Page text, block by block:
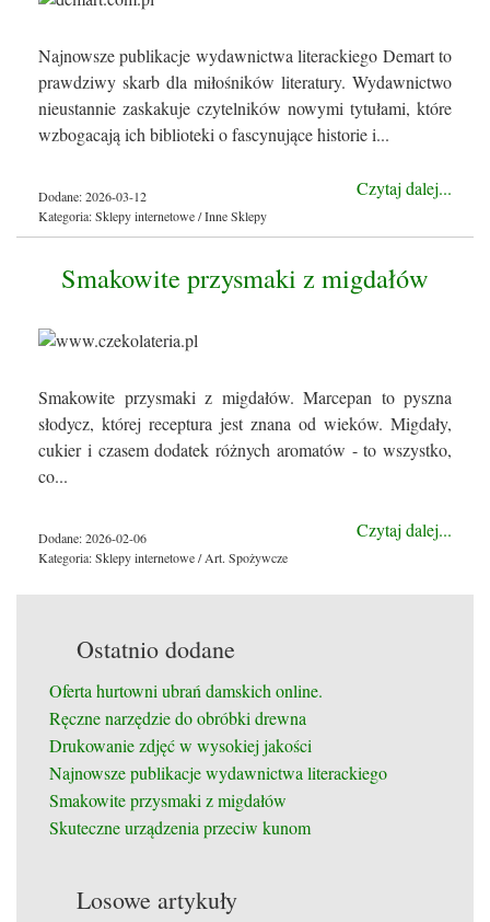
Najnowsze publikacje wydawnictwa literackiego Demart to
prawdziwy skarb dla miłośników literatury. Wydawnictwo
nieustannie zaskakuje czytelników nowymi tytułami, które
wzbogacają ich biblioteki o fascynujące historie i...
Czytaj dalej...
Dodane: 2026-03-12
Kategoria: Sklepy internetowe / Inne Sklepy
Smakowite przysmaki z migdałów
Smakowite przysmaki z migdałów. Marcepan to pyszna
słodycz, której receptura jest znana od wieków. Migdały,
cukier i czasem dodatek różnych aromatów - to wszystko,
co...
Czytaj dalej...
Dodane: 2026-02-06
Kategoria: Sklepy internetowe / Art. Spożywcze
Ostatnio dodane
Oferta hurtowni ubrań damskich online.
Ręczne narzędzie do obróbki drewna
Drukowanie zdjęć w wysokiej jakości
Najnowsze publikacje wydawnictwa literackiego
Smakowite przysmaki z migdałów
Skuteczne urządzenia przeciw kunom
Losowe artykuły